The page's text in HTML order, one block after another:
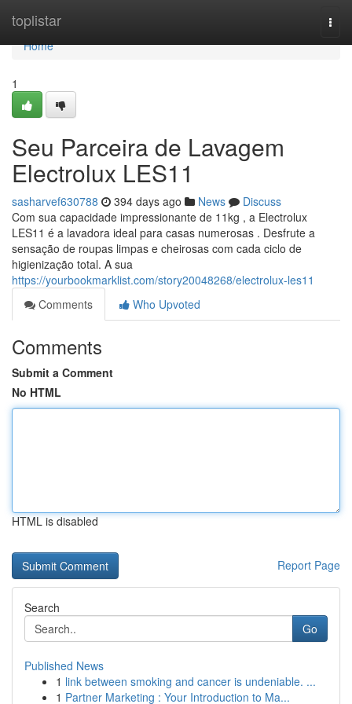
toplistar
Home
Home
1
Seu Parceira de Lavagem
Electrolux LES11
sasharvef630788 394 days ago News
Discuss
Com sua capacidade impressionante de 11kg , a Electrolux
LES11 é a lavadora ideal para casas numerosas . Desfrute a
sensação de roupas limpas e cheirosas com cada ciclo de
higienização total. A sua
https://yourbookmarklist.com/story20048268/electrolux-les11
Comments
Who Upvoted
Comments
Submit a Comment
No HTML
HTML is disabled
Report Page
Search
Go
Published News
1 link between smoking and cancer is undeniable. ...
1 Partner Marketing : Your Introduction to Ma...